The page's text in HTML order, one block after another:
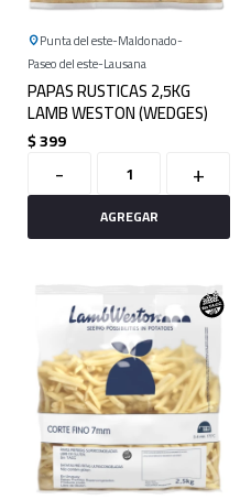
Punta del este Maldonado
Paseo del este Lausana
PAPAS RUSTICAS 2,5KG
LAMB WESTON (WEDGES)
$399
- +